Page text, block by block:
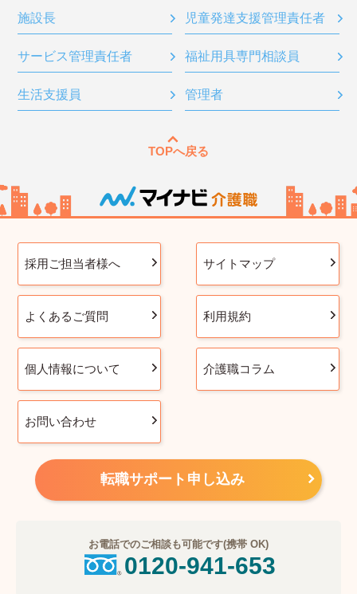
施設長 児童発達支援管理責任者
サービス管理責任者 福祉用具専門相談員
生活支援員 管理者
TOPへ戻る
採用ご担当者様へ サイトマップ
よくあるご質問 利用規約
個人情報について 介護職コラム
お問い合わせ
転職サポート申し込み
お電話でのご相談も可能です(携帯 OK)
0120-941-653